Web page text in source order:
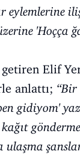
eylemlerine
'Hoçça
getiren Elif
anlattı; “Bir
gidiyom'